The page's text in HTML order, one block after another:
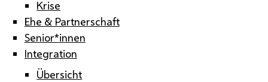
Krise
Ehe & Partnerschaft
Senior*innen
Integration
Übersicht